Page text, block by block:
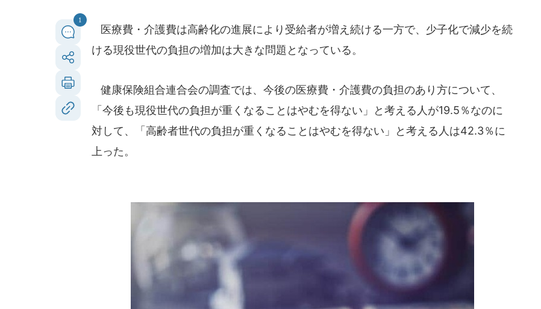
1
医療費・介護費は高齢化の進展により受給者が増え続ける一方で、少子化で減少を続
ける現役世代の負担の増加は大きな問題となっている。
健康保険組合連合会の調査では、今後の医療費・介護費の負担のあり方について、
「今後も現役世代の負担が重くなることはやむを得ない」と考える人が19.5％なのに
対して、「高齢者世代の負担が重くなることはやむを得ない」と考える人は42.3％に
上った。